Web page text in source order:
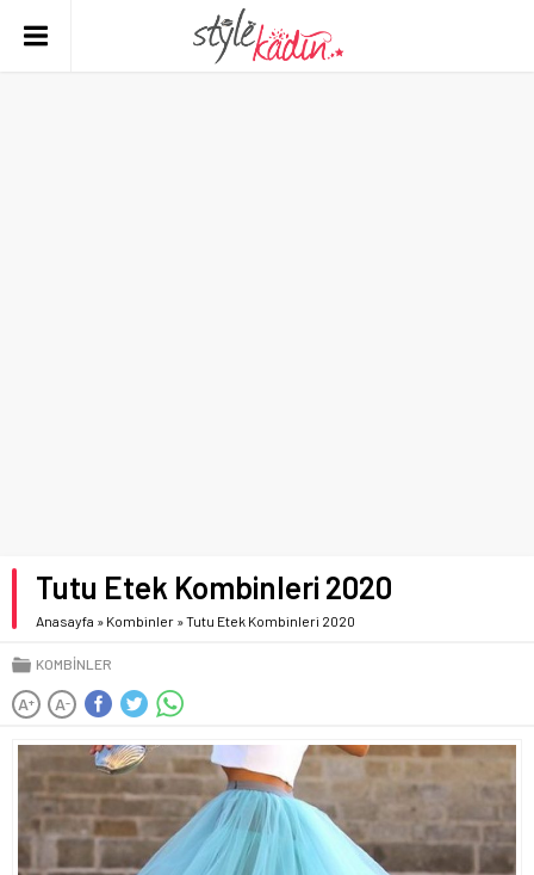
Tutu Etek Kombinleri 2020
Anasayfa » Kombinler »Tutu Etek Kombinleri 2020
KOMBINLER
A+ A-